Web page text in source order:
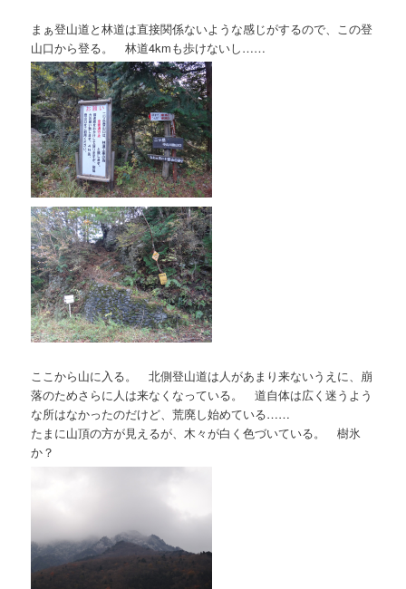
まぁ登山道と林道は直接関係ないような感じがするので、この登
山口から登る。 林道4kmも歩けないし……
ここから山に入る。 北側登山道は人があまり来ないうえに、崩
落のためさらに人は来なくなっている。 道自体は広く迷うよう
な所はなかったのだけど、荒廃し始めている……
たまに山頂の方が見えるが、木々が白く色づいている。 樹氷
か？